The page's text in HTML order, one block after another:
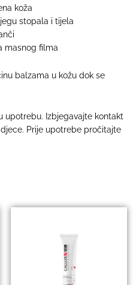
koža
stopala i tijela
masnog filma
balzama u kožu dok se
upotrebu. Izbjegavajte kontakt
Prije upotrebe pročitajte